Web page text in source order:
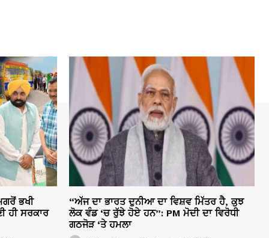
ਭਖੀ
ਹੀ ਸਰਕਾਰ
“ਅੱਜ ਦਾ ਭਾਰਤ ਦੁਨੀਆ ਦਾ ਵਿਸ਼ਵ ਮਿੱਤਰ ਹੈ, ਕੁਝ
ਲੋਕ ਵੰਡ ‘ਚ ਰੁੱਝੇ ਹੋਏ ਹਨ”: PM ਮੋਦੀ ਦਾ ਵਿਰੋਧੀ
ਗਠਜੋੜ ‘ਤੇ ਹਮਲਾ